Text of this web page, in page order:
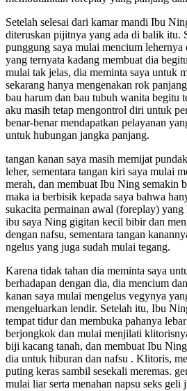
Setelah selesai dari kamar mandi Ibu
diteruskan pijitnya yang ada di balik itu.
punggung saya mulai mencium lehernya
yang ternyata kadang membuat dia
mulai tak jelas, dia meminta saya untuk
sekarang hanya mengenakan rok
bau harum dan bau tubuh wanita begitu
aku masih tetap mengontrol diri untuk
benar-benar mendapatkan pelayanan
untuk hubungan jangka panjang.
tangan kanan saya masih memijat
leher, sementara tangan kiri saya mulai
merah, dan membuat Ibu Ning semakin
maka ia berbisik kepada saya bahwa
sukacita permainan awal (foreplay)
ibu saya Ning gigitan kecil bibir dan
dengan nafsu, sementara tangan
ngelus yang juga sudah mulai tegang.
Karena tidak tahan dia meminta saya
berhadapan dengan dia, dia mencium
kanan saya mulai mengelus vegynya
mengeluarkan lendir. Setelah itu, Ibu
tempat tidur dan membuka pahanya
berjongkok dan mulai menjilati
biji kacang tanah, dan membuat Ibu
dia untuk hiburan dan nafsu . Klitoris,
puting keras sambil sesekali meremas.
mulai liar serta menahan napsu seks geli